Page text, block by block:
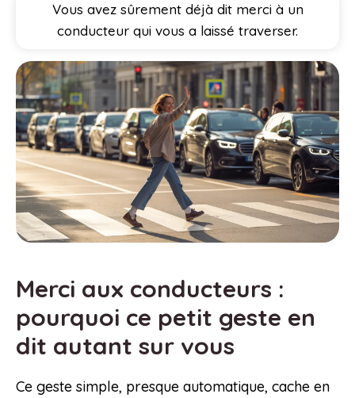
Vous avez sûrement déjà dit merci à un
conducteur qui vous a laissé traverser.
Merci aux conducteurs :
pourquoi ce petit geste en
dit autant sur vous
Ce geste simple, presque automatique, cache en